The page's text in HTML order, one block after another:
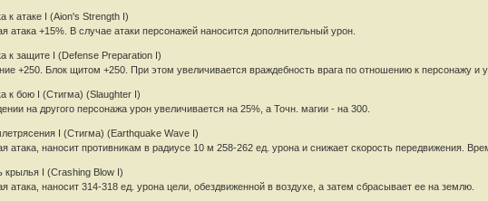
к атаке I (Aion's Strength I)
атака +15%. В случае атаки персонажей наносится дополнительный урон.
к защите I (Defense Preparation I)
+250. Блок щитом +250. При этом увеличивается враждебность врага по отношению к персонажу и
к бою I (Стигма) (Slaughter I)
на другого персонажа урон увеличивается на 25%, а Точн. магии - на 300.
I (Стигма) (Earthquake Wave I)
атака, наносит противникам в радиусе 10 м 258-262 ед. урона и снижает скорость передвижения.
крылья I (Crashing Blow I)
атака, наносит 314-318 ед. урона цели, обездвиженной в воздухе, а затем сбрасывает ее на землю.